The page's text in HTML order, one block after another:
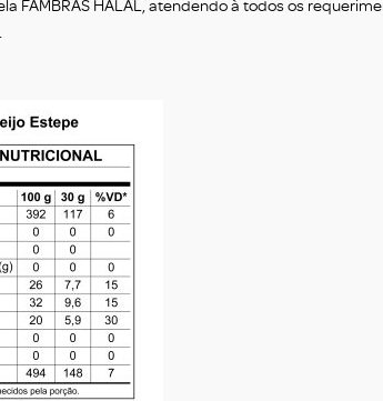
FAMBRAS HALAL, atendendo à todos os